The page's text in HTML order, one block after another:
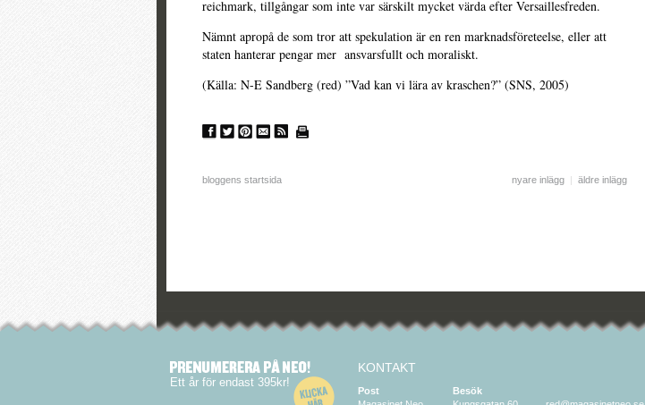
reichmark, tillgångar som inte var särskilt mycket värda efter Versaillesfreden.
Nämnt apropå de som tror att spekulation är en ren marknadsföreteelse, eller att
staten hanterar pengar mer ansvarsfullt och moraliskt.
(Källa: N-E Sandberg (red) ”Vad kan vi lära av kraschen?” (SNS, 2005)
bloggens startsida nyare inlägg | äldre inlägg
Ett år för endast 395kr!
KONTAKT
Post
Besök